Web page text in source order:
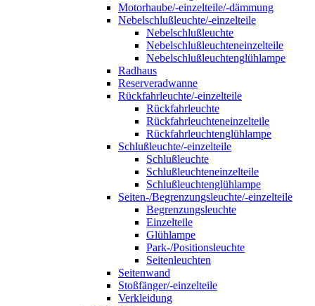
Motorhaube/-einzelteile/-dämmung
Nebelschlußleuchte/-einzelteile
Nebelschlußleuchte
Nebelschlußleuchteneinzelteile
Nebelschlußleuchtenglühlampe
Radhaus
Reserveradwanne
Rückfahrleuchte/-einzelteile
Rückfahrleuchte
Rückfahrleuchteneinzelteile
Rückfahrleuchtenglühlampe
Schlußleuchte/-einzelteile
Schlußleuchte
Schlußleuchteneinzelteile
Schlußleuchtenglühlampe
Seiten-/Begrenzungsleuchte/-einzelteile
Begrenzungsleuchte
Einzelteile
Glühlampe
Park-/Positionsleuchte
Seitenleuchten
Seitenwand
Stoßfänger/-einzelteile
Verkleidung